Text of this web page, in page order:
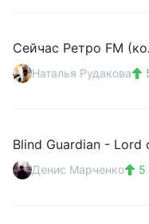
Сейчас Ретро FM
Наталья Рудакова
Blind Guardian - Lord
Денис Марченко 5